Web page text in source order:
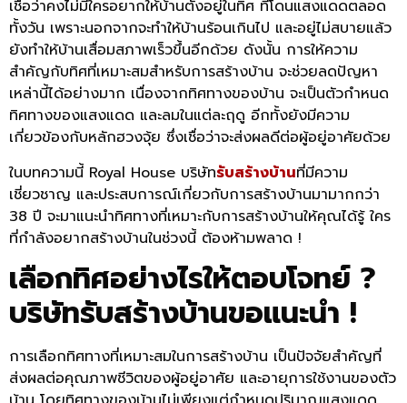
เชื่อว่าคงไม่มีใครอยากให้บ้านตั้งอยู่ในทิศ ที่โดนแสงแดดตลอด
ทั้งวัน เพราะนอกจากจะทำให้บ้านร้อนเกินไป และอยู่ไม่สบายแล้ว
ยังทำให้บ้านเสื่อมสภาพเร็วขึ้นอีกด้วย ดังนั้น การให้ความ
สำคัญกับทิศที่เหมาะสมสำหรับการสร้างบ้าน จะช่วยลดปัญหา
เหล่านี้ได้อย่างมาก เนื่องจากทิศทางของบ้าน จะเป็นตัวกำหนด
ทิศทางของแสงแดด และลมในแต่ละฤดู อีกทั้งยังมีความ
เกี่ยวข้องกับหลักฮวงจุ้ย ซึ่งเชื่อว่าจะส่งผลดีต่อผู้อยู่อาศัยด้วย
ในบทความนี้ Royal House บริษัทรับสร้างบ้านที่มีความ
เชี่ยวชาญ และประสบการณ์เกี่ยวกับการสร้างบ้านมามากกว่า
38 ปี จะมาแนะนำทิศทางที่เหมาะกับการสร้างบ้านให้คุณได้รู้ ใคร
ที่กำลังอยากสร้างบ้านในช่วงนี้ ต้องห้ามพลาด !
เลือกทิศอย่างไรให้ตอบโจทย์ ?
บริษัทรับสร้างบ้านขอแนะนำ !
การเลือกทิศทางที่เหมาะสมในการสร้างบ้าน เป็นปัจจัยสำคัญที่
ส่งผลต่อคุณภาพชีวิตของผู้อยู่อาศัย และอายุการใช้งานของตัว